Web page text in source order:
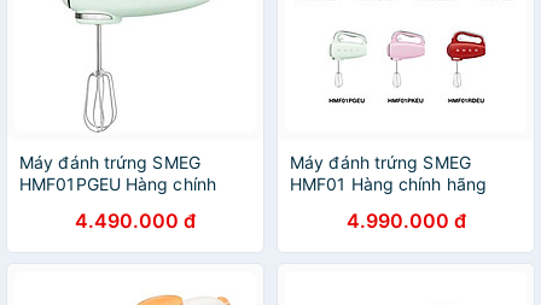
Máy đánh trứng SMEG
HMF01PGEU Hàng chính
4.490.000 đ
Máy đánh trứng SMEG
HMF01 Hàng chính hãng
4.990.000 đ